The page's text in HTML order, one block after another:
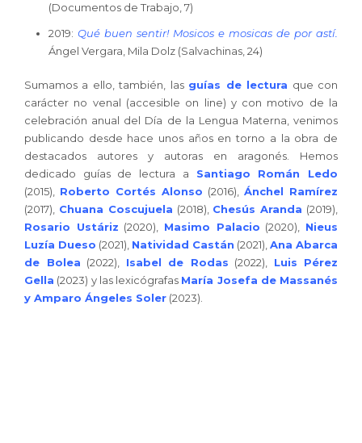
(Documentos de Trabajo, 7)
2019: Qué buen sentir! Mosicos e mosicas de por astí.
Ángel Vergara, Mila Dolz (Salvachinas, 24)
Sumamos a ello, también, las guías de lectura que con
carácter no venal (accesible on line) y con motivo de la
celebración anual del Día de la Lengua Materna, venimos
publicando desde hace unos años en torno a la obra de
destacados autores y autoras en aragonés. Hemos
dedicado guías de lectura a Santiago Román Ledo
(2015), Roberto Cortés Alonso (2016), Ánchel Ramírez
(2017), Chuana Coscujuela (2018), Chesús Aranda (2019),
Rosario Ustáriz (2020), Masimo Palacio (2020), Nieus
Luzía Dueso (2021), Natividad Castán (2021), Ana Abarca
de Bolea (2022), Isabel de Rodas (2022), Luis Pérez
Gella (2023) y las lexicógrafas María Josefa de Massanés
y Amparo Ángeles Soler (2023).